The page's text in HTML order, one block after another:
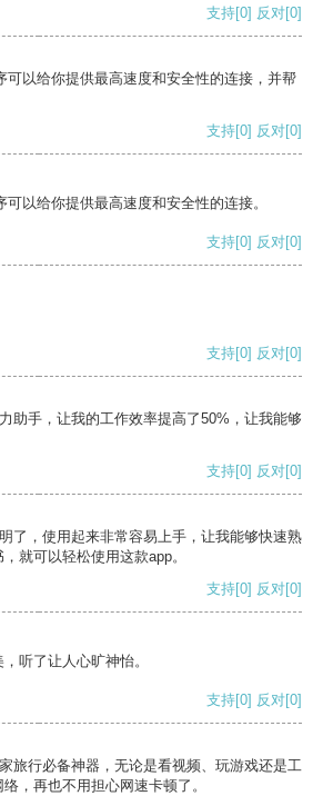
支持[0] 反对[0]
可以给你提供最高速度和安全性的连接，并帮
支持[0] 反对[0]
以给你提供最高速度和安全性的连接。
支持[0] 反对[0]
支持[0] 反对[0]
助手，让我的工作效率提高了50%，让我能够
支持[0] 反对[0]
了，使用起来非常容易上手，让我能够快速熟
就可以轻松使用这款app。
支持[0] 反对[0]
听了让人心旷神怡。
支持[0] 反对[0]
旅行必备神器，无论是看视频、玩游戏还是工
，再也不用担心网速卡顿了。